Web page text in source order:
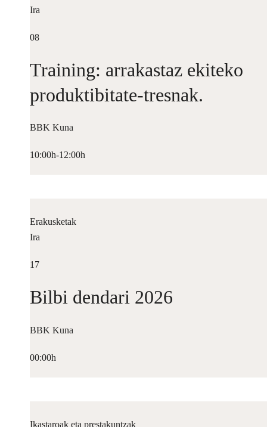
Ira
08
Training: arrakastaz ekiteko
produktibitate-tresnak.
BBK Kuna
10:00h-12:00h
Erakusketak
Ira
17
Bilbi dendari 2026
BBK Kuna
00:00h
Ikastaroak eta prestakuntzak